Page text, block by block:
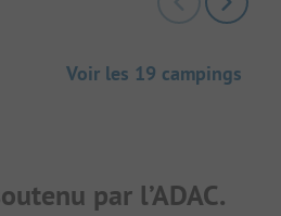
Voir les 19 campings
par l’ADAC.